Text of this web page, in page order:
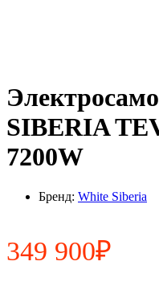
SIBERIA
7200W
Бренд: White Siberia
349 900₽